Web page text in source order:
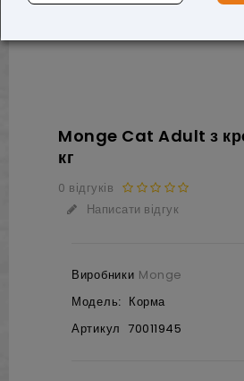
Monge Cat Adult з
кг
0 відгуків
Написати відгук
Виробники Monge
Модель: Корма
Артикул 70011945